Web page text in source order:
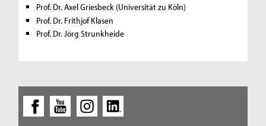
Prof. Dr. Axel Griesbeck (Universität zu Köln)
Prof. Dr. Frithjof Klasen
Prof. Dr. Jörg Strunkheide